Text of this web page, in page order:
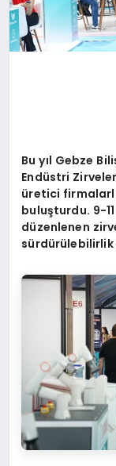
Bu yıl Gebze
Endüstri
üretici
buluşturdu. 9-
düzenlenen
sürdürülebilirlik